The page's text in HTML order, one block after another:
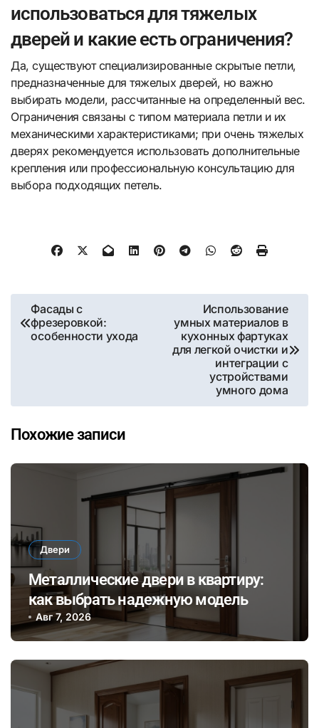
использоваться для тяжелых
дверей и какие есть ограничения?
Да, существуют специализированные скрытые петли,
предназначенные для тяжелых дверей, но важно
выбирать модели, рассчитанные на определенный вес.
Ограничения связаны с типом материала петли и их
механическими характеристиками; при очень тяжелых
дверях рекомендуется использовать дополнительные
крепления или профессиональную консультацию для
выбора подходящих петель.
Навигация
по
Фасады с
фрезеровкой:
особенности ухода
Использование
умных материалов в
кухонных фартуках
для легкой очистки и
интеграции с
устройствами
умного дома
Похожие записи
Двери
Металлические двери в квартиру:
как выбрать надежную модель
Авг 7, 2026